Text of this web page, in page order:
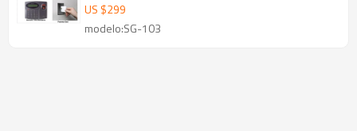
US $299
modelo:SG-103